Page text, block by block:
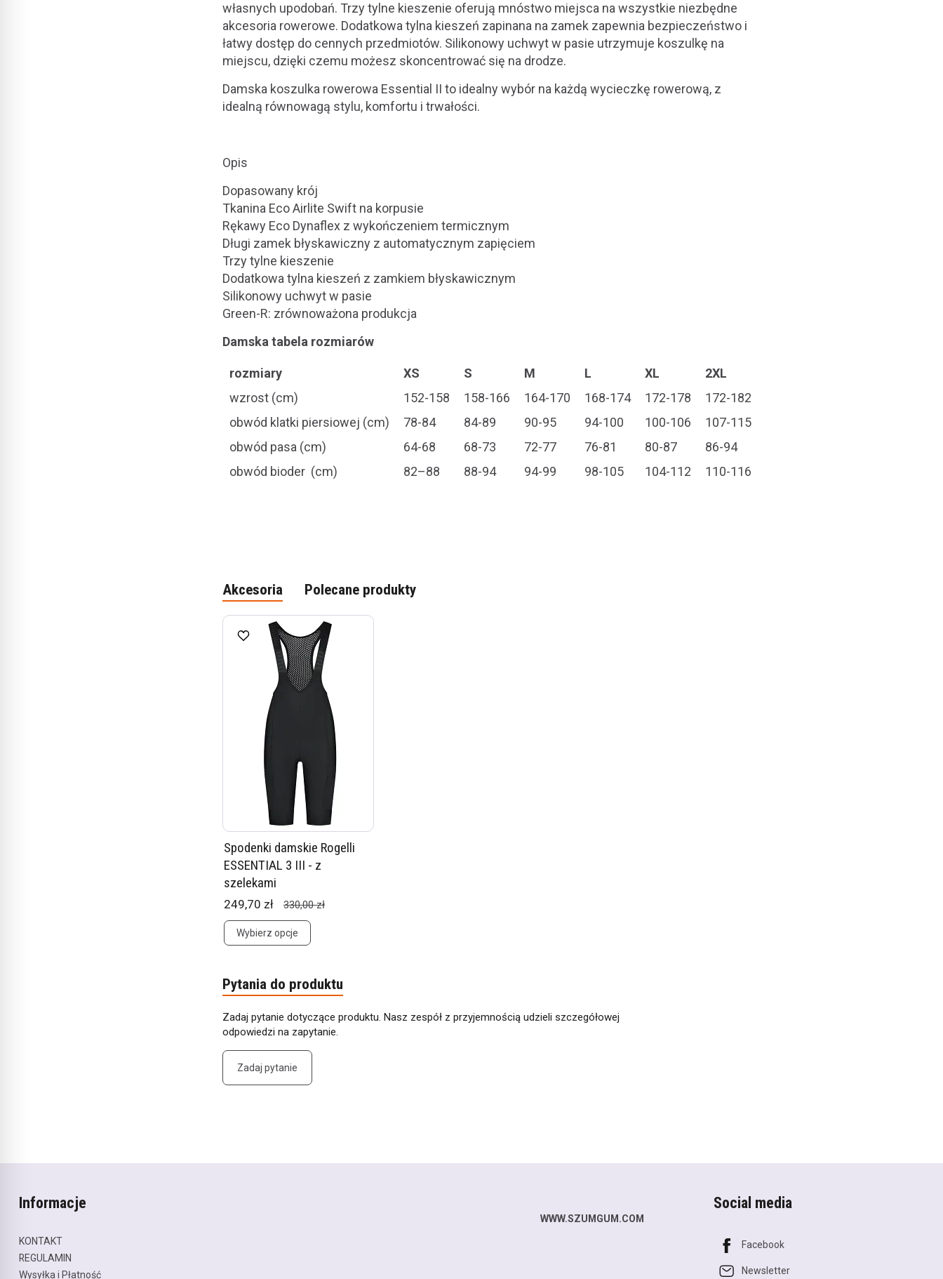
własnych upodobań. Trzy tylne kieszenie oferują mnóstwo miejsca na wszystkie niezbędne
akcesoria rowerowe. Dodatkowa tylna kieszeń zapinana na zamek zapewnia bezpieczeństwo i
łatwy dostęp do cennych przedmiotów. Silikonowy uchwyt w pasie utrzymuje koszulkę na
miejscu, dzięki czemu możesz skoncentrować się na drodze.
Damska koszulka rowerowa Essential II to idealny wybór na każdą wycieczkę rowerową, z
idealną równowagą stylu, komfortu i trwałości.
Opis
Dopasowany krój
Tkanina Eco Airlite Swift na korpusie
Rękawy Eco Dynaflex z wykończeniem termicznym
Długi zamek błyskawiczny z automatycznym zapięciem
Trzy tylne kieszenie
Dodatkowa tylna kieszeń z zamkiem błyskawicznym
Silikonowy uchwyt w pasie
Green-R: zrównoważona produkcja
Damska tabela rozmiarów
rozmiary XS S M L XL
2XL
wzrost (cm)
152-158 158-166 164-170 168-174 172-178
172-182
obwód klatki piersiowej (cm)
78-84 84-89 90-95 94-100 100-106
107-115
obwód pasa (cm)
64-68 68-73 72-77 76-81 80-87
86-94
obwód bioder (cm)
82–88 88-94 94-99 98-105 104-112 110-116
Akcesoria Polecane produkty
Spodenki damskie Rogelli
ESSENTIAL 3 III - z
szelekami
249,70 zł 330,00 zł
Wybierz opcje
Pytania do produktu
Zadaj pytanie dotyczące produktu. Nasz zespół z przyjemnością udzieli szczegółowej
odpowiedzi na zapytanie.
Zadaj pytanie
Informacje
KONTAKT
REGULAMIN
Wysyłka i Płatność
WWW.SZUMGUM.COM
Social media
Facebook
Newsletter